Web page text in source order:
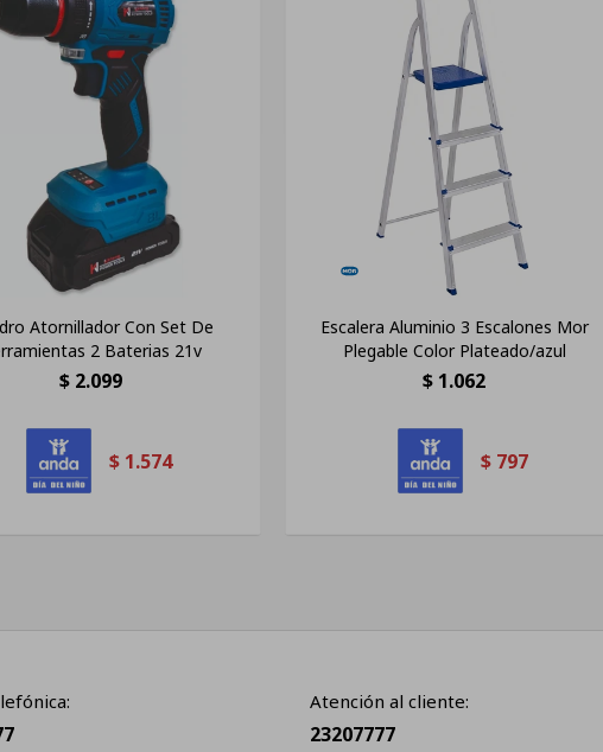
Atornillador Con Set De
2 Baterias 21v
$ 2.099
$ 1.574
Escalera Aluminio 3 Escalones Mor
Plegable Color Plateado/azul
$ 1.062
$ 797
Atención al cliente:
23207777